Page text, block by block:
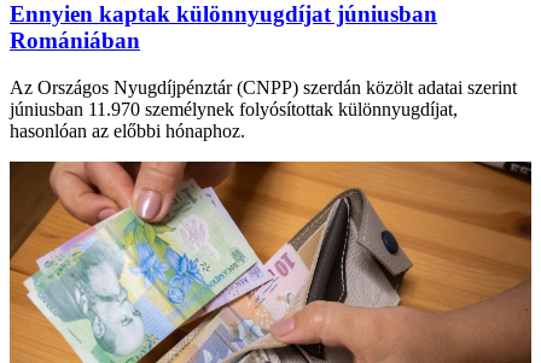
Ennyien kaptak különnyugdíjat júniusban
Romániában
Az Országos Nyugdíjpénztár (CNPP) szerdán közölt adatai szerint
júniusban 11.970 személynek folyósítottak különnyugdíjat,
hasonlóan az előbbi hónaphoz.